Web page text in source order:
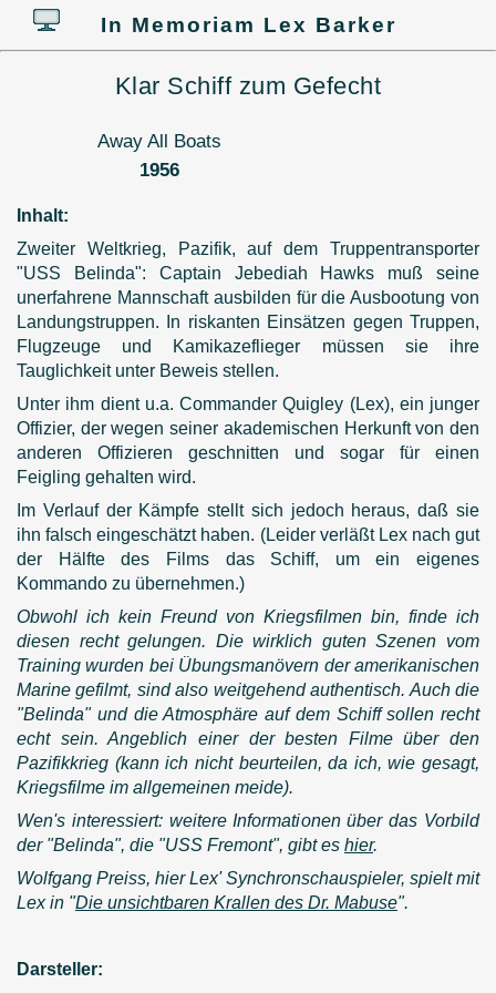
In Memoriam Lex Barker
Klar Schiff zum Gefecht
Away All Boats
1956
Inhalt:
Zweiter Weltkrieg, Pazifik, auf dem Truppentransporter
"USS Belinda": Captain Jebediah Hawks muß seine
unerfahrene Mannschaft ausbilden für die Ausbootung von
Landungstruppen. In riskanten Einsätzen gegen Truppen,
Flugzeuge und Kamikazeflieger müssen sie ihre
Tauglichkeit unter Beweis stellen.
Unter ihm dient u.a. Commander Quigley (Lex), ein junger
Offizier, der wegen seiner akademischen Herkunft von den
anderen Offizieren geschnitten und sogar für einen
Feigling gehalten wird.
Im Verlauf der Kämpfe stellt sich jedoch heraus, daß sie
ihn falsch eingeschätzt haben. (Leider verläßt Lex nach gut
der Hälfte des Films das Schiff, um ein eigenes
Kommando zu übernehmen.)
Obwohl ich kein Freund von Kriegsfilmen bin, finde ich
diesen recht gelungen. Die wirklich guten Szenen vom
Training wurden bei Übungsmanövern der amerikanischen
Marine gefilmt, sind also weitgehend authentisch. Auch die
"Belinda" und die Atmosphäre auf dem Schiff sollen recht
echt sein. Angeblich einer der besten Filme über den
Pazifikkrieg (kann ich nicht beurteilen, da ich, wie gesagt,
Kriegsfilme im allgemeinen meide).
Wen's interessiert: weitere Informationen über das Vorbild
der "Belinda", die "USS Fremont", gibt es hier.
Wolfgang Preiss, hier Lex' Synchronschauspieler, spielt mit
Lex in "Die unsichtbaren Krallen des Dr. Mabuse".
Darsteller: